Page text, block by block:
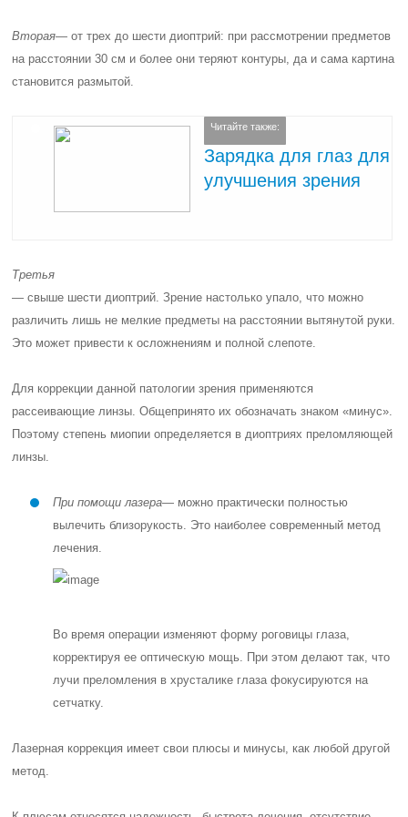
Вторая— от трех до шести диоптрий: при рассмотрении предметов
на расстоянии 30 см и более они теряют контуры, да и сама картина
становится размытой.
Читайте также:
Зарядка для глаз для
улучшения зрения
Третья
— свыше шести диоптрий. Зрение настолько упало, что можно
различить лишь не мелкие предметы на расстоянии вытянутой руки.
Это может привести к осложнениям и полной слепоте.
Для коррекции данной патологии зрения применяются
рассеивающие линзы. Общепринято их обозначать знаком «минус».
Поэтому степень миопии определяется в диоптриях преломляющей
линзы.
При помощи лазера— можно практически полностью
вылечить близорукость. Это наиболее современный метод
лечения.
Во время операции изменяют форму роговицы глаза,
корректируя ее оптическую мощь. При этом делают так, что
лучи преломления в хрусталике глаза фокусируются на
сетчатку.
Лазерная коррекция имеет свои плюсы и минусы, как любой другой
метод.